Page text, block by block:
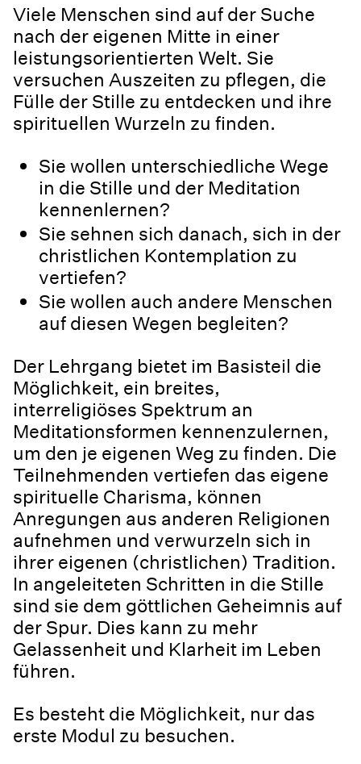
Viele Menschen sind auf der Suche
nach der eigenen Mitte in einer
leistungsorientierten Welt. Sie
versuchen Auszeiten zu pflegen, die
Fülle der Stille zu entdecken und ihre
spirituellen Wurzeln zu finden.
Sie wollen unterschiedliche Wege
in die Stille und der Meditation
kennenlernen?
Sie sehnen sich danach, sich in der
christlichen Kontemplation zu
vertiefen?
Sie wollen auch andere Menschen
auf diesen Wegen begleiten?
Der Lehrgang bietet im Basisteil die
Möglichkeit, ein breites,
interreligiöses Spektrum an
Meditationsformen kennenzulernen,
um den je eigenen Weg zu finden. Die
Teilnehmenden vertiefen das eigene
spirituelle Charisma, können
Anregungen aus anderen Religionen
aufnehmen und verwurzeln sich in
ihrer eigenen (christlichen) Tradition.
In angeleiteten Schritten in die Stille
sind sie dem göttlichen Geheimnis auf
der Spur. Dies kann zu mehr
Gelassenheit und Klarheit im Leben
führen.
Es besteht die Möglichkeit, nur das
erste Modul zu besuchen.